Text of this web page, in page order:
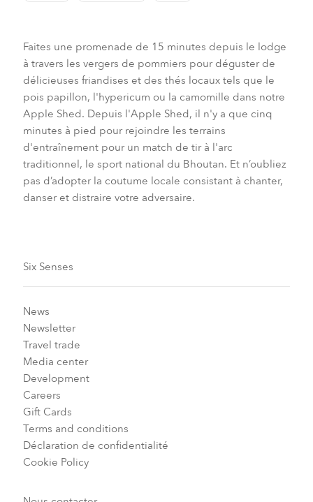
Faites une promenade de 15 minutes depuis le lodge
à travers les vergers de pommiers pour déguster de
délicieuses friandises et des thés locaux tels que le
pois papillon, l'hypericum ou la camomille dans notre
Apple Shed. Depuis l'Apple Shed, il n'y a que cinq
minutes à pied pour rejoindre les terrains
d'entraînement pour un match de tir à l'arc
traditionnel, le sport national du Bhoutan. Et n’oubliez
pas d’adopter la coutume locale consistant à chanter,
danser et distraire votre adversaire.
Six Senses
News
Newsletter
Travel trade
Media center
Development
Careers
Gift Cards
Terms and conditions
Déclaration de confidentialité
Cookie Policy